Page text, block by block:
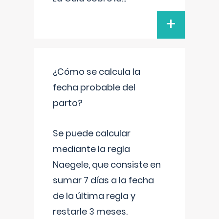
+
¿Cómo se calcula la
fecha probable del
parto?
Se puede calcular
mediante la regla
Naegele, que consiste en
sumar 7 días a la fecha
de la última regla y
restarle 3 meses.